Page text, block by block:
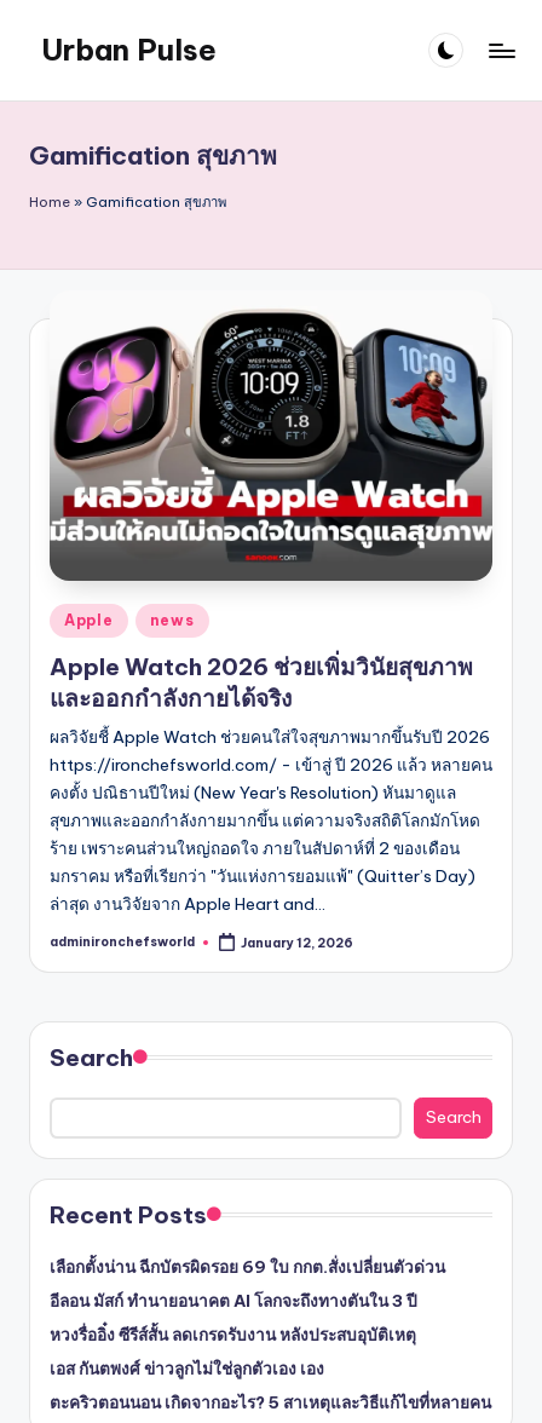
content
Urban Pulse
Gamification สุขภาพ
Home » Gamification สุขภาพ
Posted
in
Apple news
Apple Watch 2026 ช่วยเพิ่มวินัยสุขภาพ
และออกกำลังกายได้จริง
ผลวิจัยชี้ Apple Watch ช่วยคนใส่ใจสุขภาพมากขึ้นรับปี 2026
https://ironchefsworld.com/ - เข้าสู่ ปี 2026 แล้ว หลายคน
คงตั้ง ปณิธานปีใหม่ (New Year's Resolution) หันมาดูแล
สุขภาพและออกกำลังกายมากขึ้น แต่ความจริงสถิติโลกมักโหด
ร้าย เพราะคนส่วนใหญ่ถอดใจ ภายในสัปดาห์ที่ 2 ของเดือน
มกราคม หรือที่เรียกว่า "วันแห่งการยอมแพ้" (Quitter’s Day)
ล่าสุด งานวิจัยจาก Apple Heart and…
Posted
adminironchefsworld January 12, 2026
Search
Search
Recent Posts
เลือกตั้งน่าน ฉีกบัตรผิดรอย 69 ใบ กกต.สั่งเปลี่ยนตัวด่วน
อีลอน มัสก์ ทำนายอนาคต AI โลกจะถึงทางตันใน 3 ปี
หวงรื่ออิ๋ง ซีรีส์สั้น ลดเกรดรับงาน หลังประสบอุบัติเหตุ
เอส กันตพงศ์ ข่าวลูกไม่ใช่ลูกตัวเอง เอง
ตะคริวตอนนอน เกิดจากอะไร? 5 สาเหตุและวิธีแก้ไขที่หลายคน